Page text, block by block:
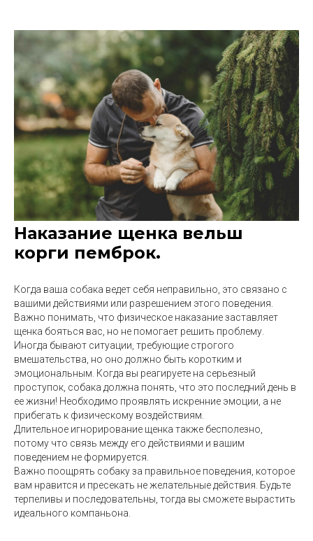
Наказание щенка вельш
корги пемброк.
Когда ваша собака ведет себя неправильно, это связано с
вашими действиями или разрешением этого поведения.
Важно понимать, что физическое наказание заставляет
щенка бояться вас, но не помогает решить проблему.
Иногда бывают ситуации, требующие строгого
вмешательства, но оно должно быть коротким и
эмоциональным. Когда вы реагируете на серьезный
проступок, собака должна понять, что это последний день в
ее жизни! Необходимо проявлять искренние эмоции, а не
прибегать к физическому воздействиям.
Длительное игнорирование щенка также бесполезно,
потому что связь между его действиями и вашим
поведением не формируется.
Важно поощрять собаку за правильное поведения, которое
вам нравится и пресекать не желательные действия. Будьте
терпеливы и последовательны, тогда вы сможете вырастить
идеального компаньона.